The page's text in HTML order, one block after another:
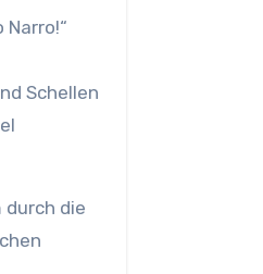
Schellen
durch die